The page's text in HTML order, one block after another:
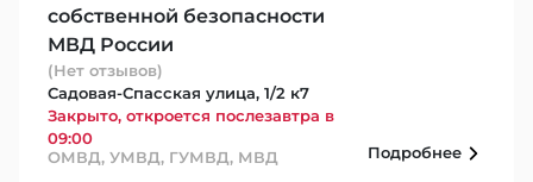
собственной безопасности
МВД России
(Нет отзывов)
Садовая-Спасская улица, 1/2 к7
Закрыто, откроется послезавтра в
09:00
ОМВД, УМВД, ГУМВД, МВД
Подробнее